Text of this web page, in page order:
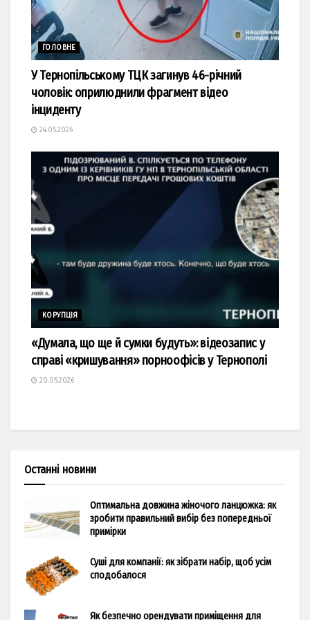
ГОЛОВНЕ
У Тернопільському ТЦК загинув 46-річний
чоловік: оприлюднили фрагмент відео
інциденту
24.05.2026
КОРУПЦІЯ
«Думала, що ще й сумки будуть»: відеозапис у
справі «кришування» порноофісів у Тернополі
20.05.2026
Останні новини
Оптимальна довжина жіночого ланцюжка: як
зробити правильний вибір без попередньої
примірки
Суші для компанії: як зібрати набір, щоб усім
сподобалося
Як безпечно орендувати приміщення для